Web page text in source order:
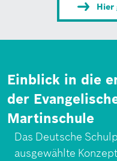
Hier
Einblick in die
der
Martinschule
Das Deutsche
ausgewählte